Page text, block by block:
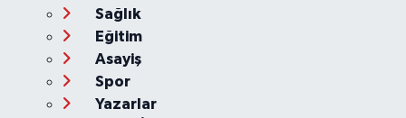
Sağlık
Eğitim
Asayiş
Spor
Yazarlar